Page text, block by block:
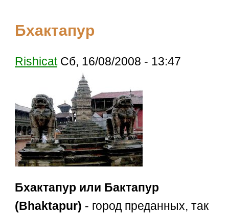
Бхактапур
RishicatСб, 16/08/2008 - 13:47
Бхактапур или Бактапур
(Bhaktapur) - город преданных, так